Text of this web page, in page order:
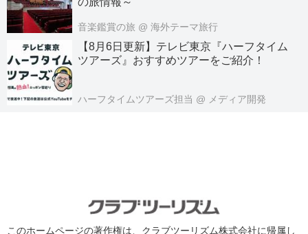
音楽鑑賞の旅 @ 海外テーマ旅行
【8月6日更新】テレビ東京『ハーフタイム
ツアーズ』おすすめツアーをご紹介！
ハーフタイムツアーズ担当 @ メディア開発
このホームページの著作権は、クラブツーリズム株式会社に帰属し